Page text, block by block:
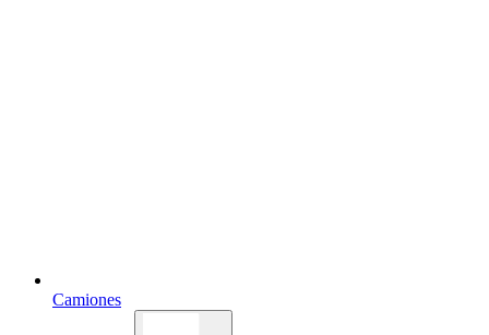
Camiones